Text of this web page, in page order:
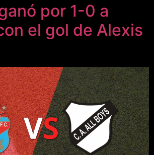
por 1-0 a
el gol de Alexis